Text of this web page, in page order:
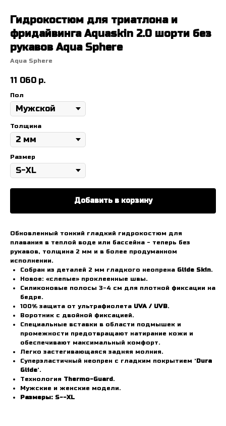
Гидрокостюм для триатлона и
фридайвинга Aquaskin 2.0 шорти без
рукавов Aqua Sphere
Aqua Sphere
11 060 р.
Пол
Толщина
Размер
Добавить в корзину
Обновленный тонкий гладкий гидрокостюм для
плавания в теплой воде или бассейна - теперь без
рукавов, толщина 2 мм и в более продуманном
исполнении.
Собран из деталей 2 мм гладкого неопрена Glide Skin.
Новое: «слепые» проклеенные швы.
Силиконовые полосы 3-4 см для плотной фиксации на
бедре.
100% защита от ультрафиолета UVA / UVB.
Воротник с двойной фиксацией.
Специальные вставки в области подмышек и
промежности предотвращают натирание кожи и
обеспечивают максимальный комфорт.
Легко застегивающаяся задняя молния.
Суперэластичный неопрен с гладким покрытием ‘Dura
Glide’.
Tехнология Thermo-Guard.
Мужские и женские модели.
Размеры: S--XL